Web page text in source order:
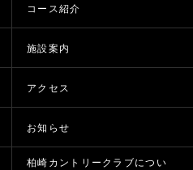
コース紹介
施設案内
アクセス
お知らせ
柏崎カントリークラブについ